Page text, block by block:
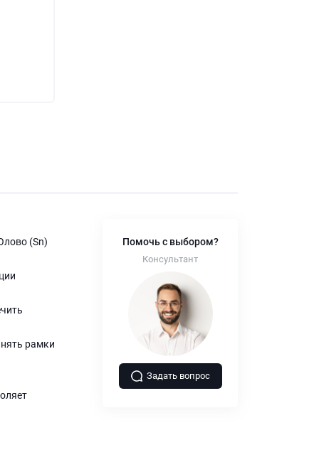
(Sn)
рамки
Помочь с выбором?
Консультант
Задать вопрос